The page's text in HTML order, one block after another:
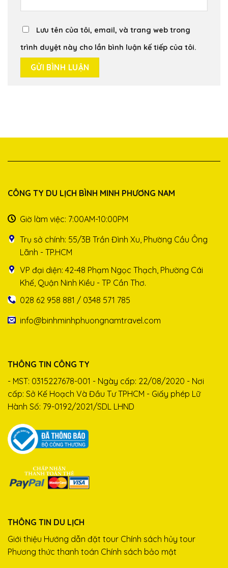
Lưu tên của tôi, email, và trang web trong
trình duyệt này cho lần bình luận kế tiếp của tôi.
CÔNG TY DU LỊCH BÌNH MINH PHƯƠNG NAM
Giờ làm việc: 7:00AM-10:00PM
Trụ sở chính: 55/3B Trần Đình Xu, Phường Cầu Ông
Lãnh - TP.HCM
VP đại diện: 42-48 Phạm Ngọc Thạch, Phường Cái
Khế, Quận Ninh Kiều - TP Cần Thơ.
028 62 958 881 / 0348 571 785
info@binhminhphuongnamtravel.com
THÔNG TIN CÔNG TY
- MST: 0315227678-001 - Ngày cấp: 22/08/2020 - Nơi
cấp: Sở Kế Hoạch Và Đầu Tư TPHCM - Giấy phép Lữ
Hành Số: 79-0192/2021/SDL LHND
THÔNG TIN DU LỊCH
Giới thiệu Hướng dẫn đặt tour Chính sách hủy tour
Phương thức thanh toán Chính sách bảo mật